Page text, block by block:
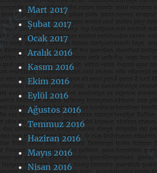
Mart 2017
Şubat 2017
Ocak 2017
Aralık 2016
Kasım 2016
Ekim 2016
Eylül 2016
Ağustos 2016
Temmuz 2016
Haziran 2016
Mayıs 2016
Nisan 2016